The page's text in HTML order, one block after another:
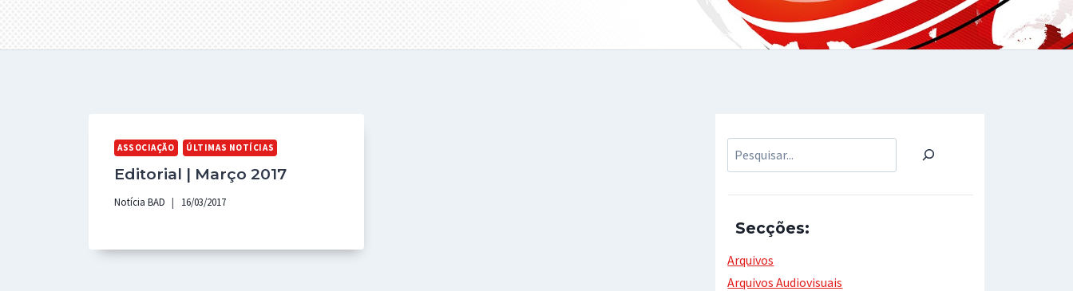
ASSOCIAÇÃO ÚLTIMAS NOTÍCIAS
Editorial | Março 2017
Notícia BAD 16/03/2017
Pesquisar
Secções:
Arquivos
Arquivos Audiovisuais